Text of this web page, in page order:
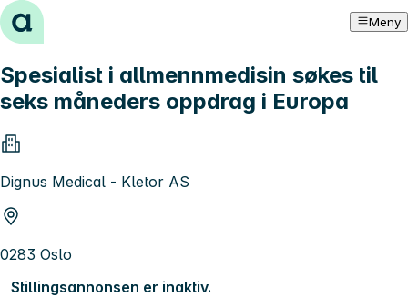
Hopp til innhold Meny
Spesialist i allmennmedisin søkes til
seks måneders oppdrag i Europa
Dignus Medical - Kletor AS
0283 Oslo
Stillingsannonsen er inaktiv.